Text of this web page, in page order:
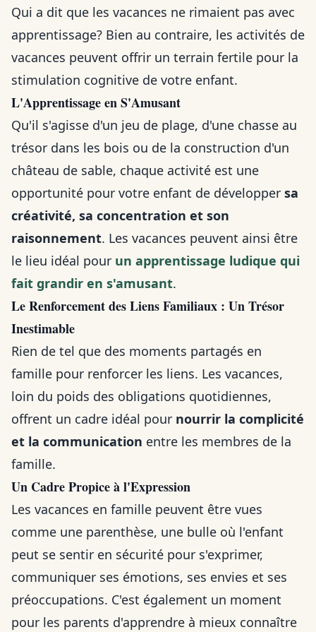
Qui a dit que les vacances ne rimaient pas avec
apprentissage? Bien au contraire, les activités de
vacances peuvent offrir un terrain fertile pour la
stimulation cognitive de votre enfant.
L'Apprentissage en S'Amusant
Qu'il s'agisse d'un jeu de plage, d'une chasse au
trésor dans les bois ou de la construction d'un
château de sable, chaque activité est une
opportunité pour votre enfant de développer sa
créativité, sa concentration et son
raisonnement. Les vacances peuvent ainsi être
le lieu idéal pour un apprentissage ludique qui
fait grandir en s'amusant.
Le Renforcement des Liens Familiaux : Un Trésor
Inestimable
Rien de tel que des moments partagés en
famille pour renforcer les liens. Les vacances,
loin du poids des obligations quotidiennes,
offrent un cadre idéal pour nourrir la complicité
et la communication entre les membres de la
famille.
Un Cadre Propice à l'Expression
Les vacances en famille peuvent être vues
comme une parenthèse, une bulle où l'enfant
peut se sentir en sécurité pour s'exprimer,
communiquer ses émotions, ses envies et ses
préoccupations. C'est également un moment
pour les parents d'apprendre à mieux connaître